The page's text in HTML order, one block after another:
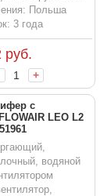
Польша
3 года
руб.
+
с
LEO L2
водяной